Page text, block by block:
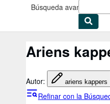
Búsqueda avanzada
Ariens
Autor: ariens kappers
Refinar con la